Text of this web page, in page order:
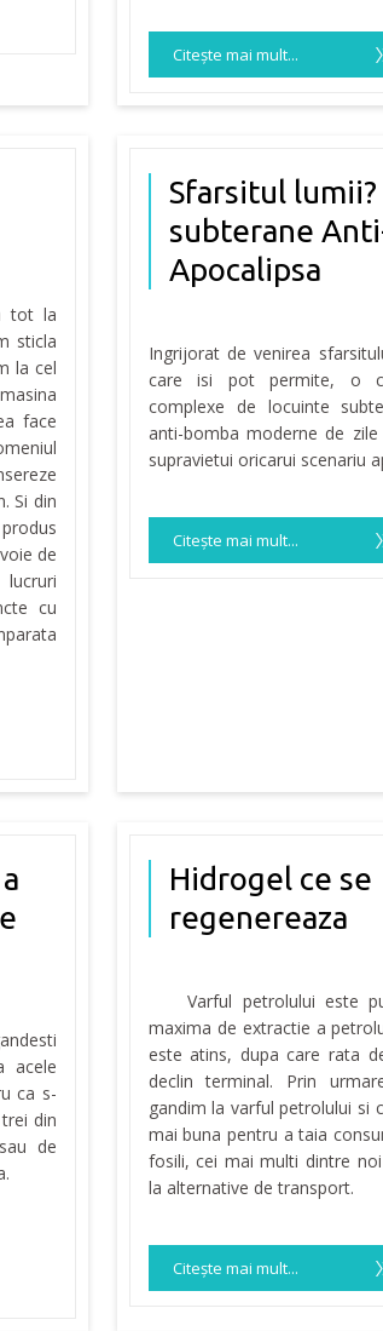
Citeşte mai mult...
tot la
sticla
la cel
face
Si din
de
cu
Sfarsitul lumii?
subterane
Apocalipsa
Ingrijorat de venirea
care isi pot permite, o
complexe de locuinte
anti-bomba moderne de
supravietui oricarui scenariu
Citeşte mai mult...
acele
ca s-
din
de
Hidrogel ce se
regenereaza
Varful petrolului este
maxima de extractie a
este atins, dupa care rata
declin terminal. Prin
gandim la varful petrolului si
mai buna pentru a taia
fosili, cei mai multi dintre
la alternative de transport.
Citeşte mai mult...